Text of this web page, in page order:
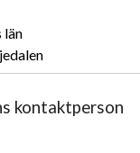
län
kontaktperson